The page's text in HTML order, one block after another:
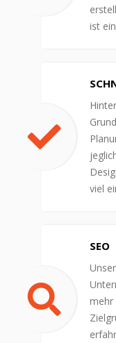
ist
viel
SEO
mehr